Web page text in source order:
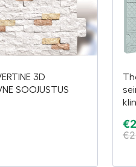
3D
SOOJUSTUS
€
€